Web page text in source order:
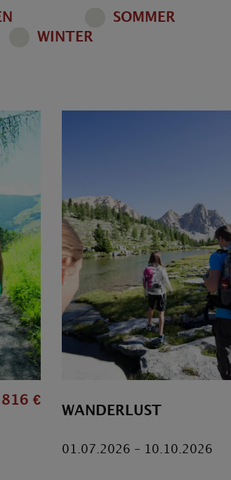
SOMMER
WINTER
816 €
WANDERLUST
01.07.2026 - 10.10.2026